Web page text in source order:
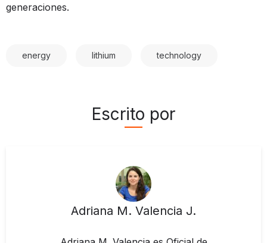
generaciones.
energy lithium technology
Escrito por
Adriana M. Valencia J.